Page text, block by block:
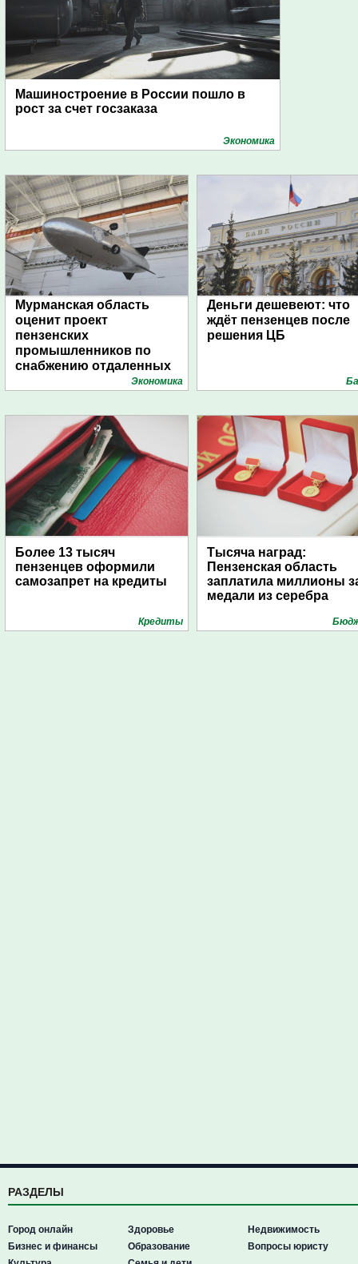
Машиностроение в России пошло в
рост за счет госзаказа
Экономика
Мурманская область
оценит проект
пензенских
промышленников по
снабжению отдаленных
поселений с помощью
Экономика
Деньги дешевеют: что
ждёт пензенцев после
решения ЦБ
Более 13 тысяч
пензенцев оформили
самозапрет на кредиты
Кредиты
Тысяча наград:
Пензенская область
заплатила миллионы
медали из серебра
РАЗДЕЛЫ
Город онлайн
Бизнес и финансы
Здоровье
Образование
Недвижимость
Вопросы юристу